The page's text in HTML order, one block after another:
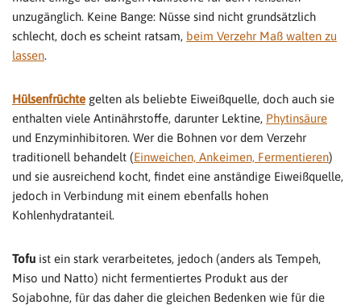
unzugänglich. Keine Bange: Nüsse sind nicht grundsätzlich
schlecht, doch es scheint ratsam, beim Verzehr Maß walten zu
lassen.
Hülsenfrüchte gelten als beliebte Eiweißquelle, doch auch sie
enthalten viele Antinährstoffe, darunter Lektine, Phytinsäure
und Enzyminhibitoren. Wer die Bohnen vor dem Verzehr
traditionell behandelt (Einweichen, Ankeimen, Fermentieren)
und sie ausreichend kocht, findet eine anständige Eiweißquelle,
jedoch in Verbindung mit einem ebenfalls hohen
Kohlenhydratanteil.
Tofu ist ein stark verarbeitetes, jedoch (anders als Tempeh,
Miso und Natto) nicht fermentiertes Produkt aus der
Sojabohne, für das daher die gleichen Bedenken wie für die